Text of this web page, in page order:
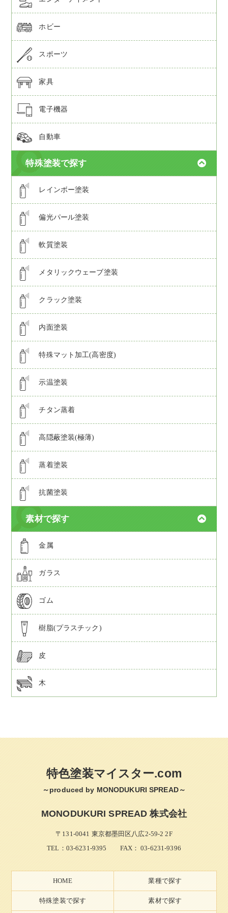
ホビー
スポーツ
家具
電子機器
自動車
特殊塗装で探す
レインボー塗装
偏光パール塗装
軟質塗装
メタリックウェーブ塗装
クラック塗装
内面塗装
特殊マット加工(高密度)
示温塗装
チタン蒸着
高隠蔽塗装(極薄)
蒸着塗装
抗菌塗装
素材で探す
金属
ガラス
ゴム
樹脂(プラスチック)
皮
木
特色塗装マイスター.com
～produced by MONODUKURI SPREAD～
MONODUKURI SPREAD 株式会社
〒131-0041 東京都墨田区八広2-59-2 2F
TEL：03-6231-9395FAX： 03-6231-9396
HOME 業種で探す
特殊塗装で探す 素材で探す